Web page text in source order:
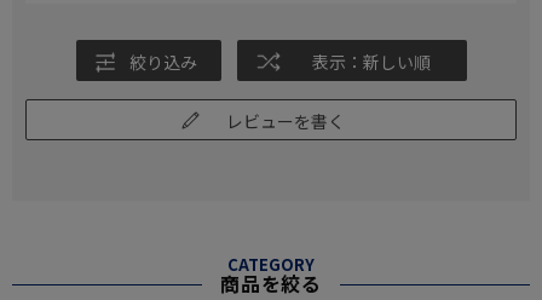
絞り込み 表示：新しい順
レビューを書く
CATEGORY
商品を絞る